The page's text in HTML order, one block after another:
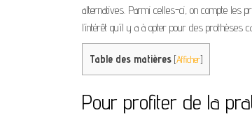
alternatives. Parmi celles-ci, on compte les
l’intérêt qu’il y a à opter pour des prothèses
Table des matières [Afficher]
Pour profiter de la